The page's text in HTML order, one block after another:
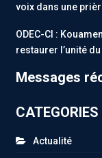
voix dans une
ODEC-CI :
restaurer l’unité
Messages
CATEGORIES
Actualité